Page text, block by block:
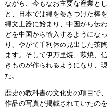
ながら、今もなお主要な産業と
と、日本では縄を巻きつけた棒
縄文土器に始まり、中国から伝
どを中国から輸入するようにな
り、やがて千利休の見出した茶
ます。そして伊万里焼、萩焼、
きものが作られるようになり、
た。
歴史の教科書の文化史の項目で
作品の写真が掲載されていたの